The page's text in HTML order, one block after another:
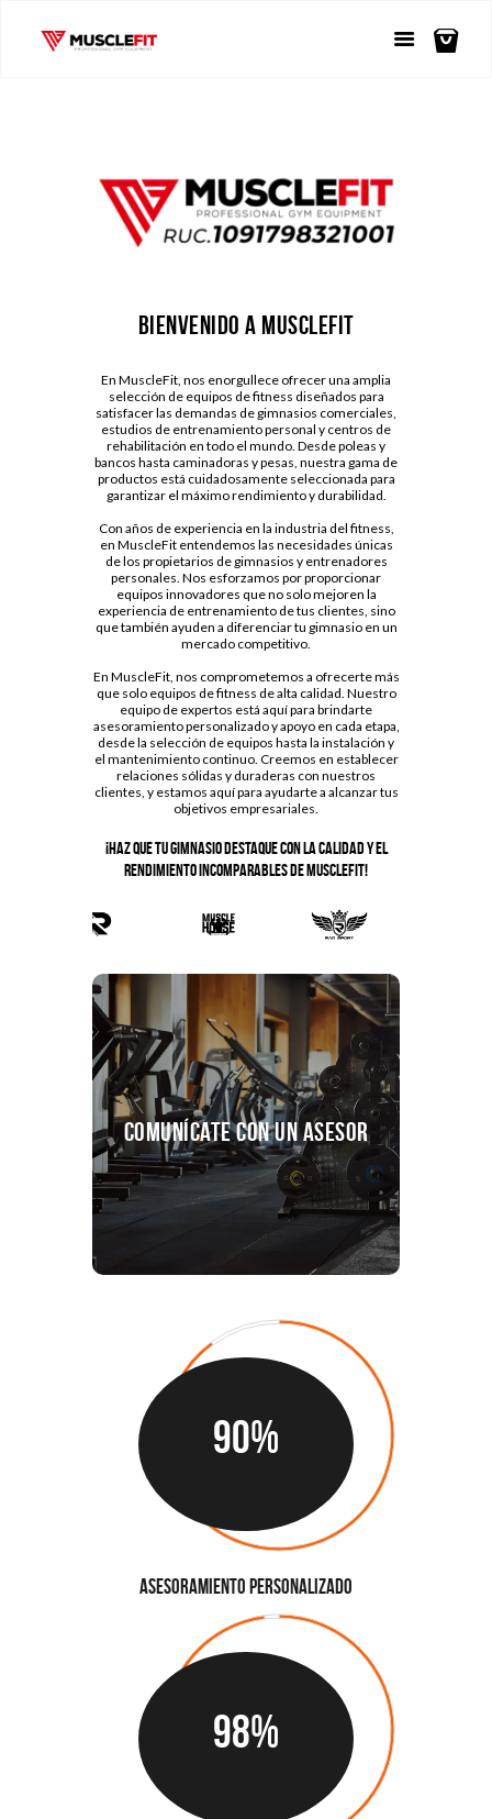
Bienvenido a MuscleFit
En MuscleFit, nos enorgullece ofrecer una amplia
selección de equipos de fitness diseñados para
satisfacer las demandas de gimnasios comerciales,
estudios de entrenamiento personal y centros de
rehabilitación en todo el mundo. Desde poleas y
bancos hasta caminadoras y pesas, nuestra gama de
productos está cuidadosamente seleccionada para
garantizar el máximo rendimiento y durabilidad.
Con años de experiencia en la industria del fitness,
en MuscleFit entendemos las necesidades únicas
de los propietarios de gimnasios y entrenadores
personales. Nos esforzamos por proporcionar
equipos innovadores que no solo mejoren la
experiencia de entrenamiento de tus clientes, sino
que también ayuden a diferenciar tu gimnasio en un
mercado competitivo.
En MuscleFit, nos comprometemos a ofrecerte más
que solo equipos de fitness de alta calidad. Nuestro
equipo de expertos está aquí para brindarte
asesoramiento personalizado y apoyo en cada etapa,
desde la selección de equipos hasta la instalación y
el mantenimiento continuo. Creemos en establecer
relaciones sólidas y duraderas con nuestros
clientes, y estamos aquí para ayudarte a alcanzar tus
objetivos empresariales.
¡Haz que tu gimnasio destaque con la calidad y el
rendimiento incomparables de MuscleFit!
Comunícate con un Asesor
servicios de asesoría
integral para ayudarte a
maximizar el potencial de
tu espacio de
entrenamiento
90%
Asesoramiento Personalizado
98%